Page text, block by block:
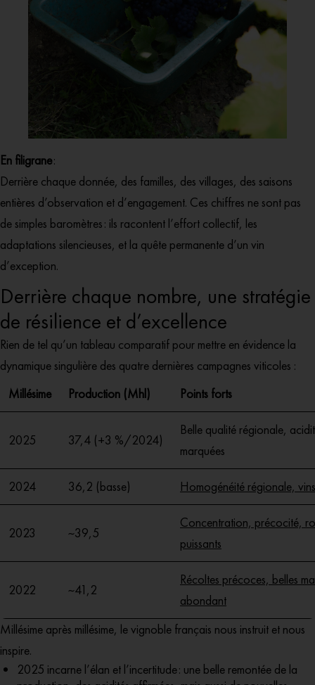
En filigrane:
Derrière chaque donnée, des familles, des villages, des saisons
entières d’observation et d’engagement. Ces chiffres ne sont pas
de simples baromètres : ils racontent l’effort collectif, les
adaptations silencieuses, et la quête permanente d’un vin
d’exception.
Derrière chaque nombre, une stratégie
de résilience et d’excellence
Rien de tel qu’un tableau comparatif pour mettre en évidence la
dynamique singulière des quatre dernières campagnes viticoles :
Millésime
Production (Mhl) Points forts
2025 37,4 (+3 %/2024)
Belle qualité régionale,
marquées
2024 36,2 (basse) Homogénéité régionale,
2023 ~39,5
Concentration, précocité,
puissants
2022 ~41,2
Récoltes précoces, belles
abondant
Millésime après millésime, le vignoble français nous instruit et nous
inspire.
2025 incarne l’élan et l’incertitude : une belle remontée de la